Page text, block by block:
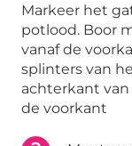
Markeer het
potlood. Boor
vanaf de
splinters van
achterkant
de voorkant